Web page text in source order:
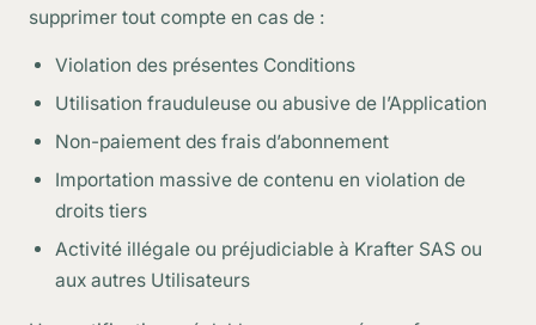
supprimer tout compte en cas de :
Violation des présentes Conditions
Utilisation frauduleuse ou abusive de l’Application
Non-paiement des frais d’abonnement
Importation massive de contenu en violation de
droits tiers
Activité illégale ou préjudiciable à Krafter SAS ou
aux autres Utilisateurs